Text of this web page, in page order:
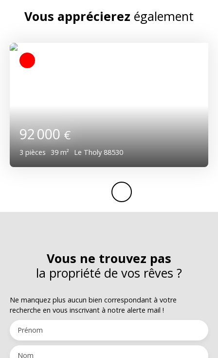
Vous apprécierez également
92 000€
3 pièces 39 m² Le Tholy 88530
Vous ne trouvez pas
la propriété de vos rêves ?
Ne manquez plus aucun bien correspondant à votre
recherche en vous inscrivant à notre alerte mail !
Prénom
Nom